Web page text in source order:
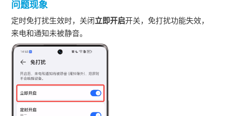
问题现象
定时免打扰生效时，关闭立即开启开关，免打扰功能失效，
来电和通知未被静音。